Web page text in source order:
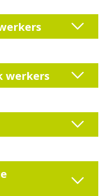
werkers